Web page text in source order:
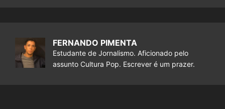
FERNANDO PIMENTA
Estudante de Jornalismo. Aficionado pelo
assunto Cultura Pop. Escrever é um prazer.